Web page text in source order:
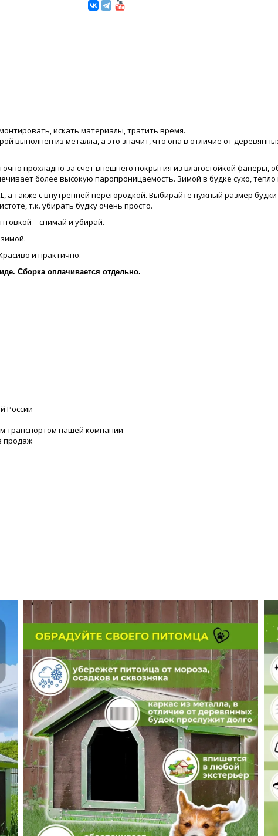
искать материалы, тратить время.
выполнен из металла, а это значит, что она в отличие от
прохладно за счет внешнего покрытия из влагостойкой
более высокую паропроницаемость. Зимой в будке сухо,
а также с внутренней перегородкой. Выбирайте нужный размер
т.к. убирать будку очень просто.
– снимай и убирай.
и практично.
Сборка оплачивается отдельно.
России
транспортом нашей компании
продаж